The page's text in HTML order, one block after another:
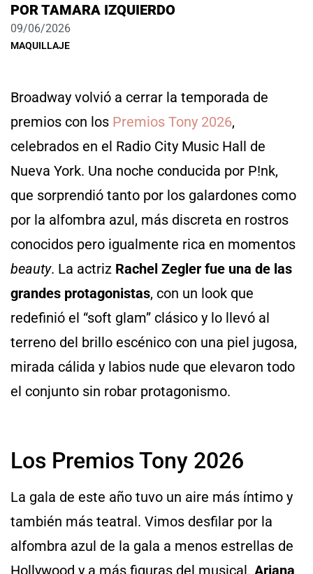
PORTAMARA IZQUIERDO
09/06/2026
MAQUILLAJE
Broadway volvió a cerrar la temporada de
premios con los Premios Tony 2026,
celebrados en el Radio City Music Hall de
Nueva York. Una noche conducida por P!nk,
que sorprendió tanto por los galardones como
por la alfombra azul, más discreta en rostros
conocidos pero igualmente rica en momentos
beauty. La actriz Rachel Zegler fue una de las
grandes protagonistas, con un look que
redefinió el “soft glam” clásico y lo llevó al
terreno del brillo escénico con una piel jugosa,
mirada cálida y labios nude que elevaron todo
el conjunto sin robar protagonismo.
Los Premios Tony 2026
La gala de este año tuvo un aire más íntimo y
también más teatral. Vimos desfilar por la
alfombra azul de la gala a menos estrellas de